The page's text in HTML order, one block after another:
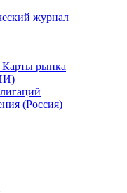
журнал
рынка
(Россия)